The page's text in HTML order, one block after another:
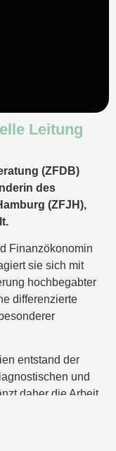
Leitung
(ZFDB)
des
(ZFJH),
Finanzökonomin
sie sich mit
hochbegabter
differenzierte
entstand der
und
daher die Arbeit